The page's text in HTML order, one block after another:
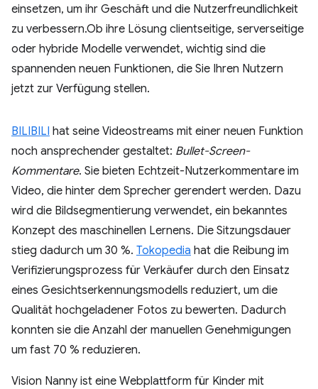
einsetzen, um ihr Geschäft und die Nutzerfreundlichkeit
zu verbessern.Ob ihre Lösung clientseitige, serverseitige
oder hybride Modelle verwendet, wichtig sind die
spannenden neuen Funktionen, die Sie Ihren Nutzern
jetzt zur Verfügung stellen.
BILIBILI hat seine Videostreams mit einer neuen Funktion
noch ansprechender gestaltet: Bullet-Screen-
Kommentare. Sie bieten Echtzeit-Nutzerkommentare im
Video, die hinter dem Sprecher gerendert werden. Dazu
wird die Bildsegmentierung verwendet, ein bekanntes
Konzept des maschinellen Lernens. Die Sitzungsdauer
stieg dadurch um 30 %. Tokopedia hat die Reibung im
Verifizierungsprozess für Verkäufer durch den Einsatz
eines Gesichtserkennungsmodells reduziert, um die
Qualität hochgeladener Fotos zu bewerten. Dadurch
konnten sie die Anzahl der manuellen Genehmigungen
um fast 70 % reduzieren.
Vision Nanny ist eine Webplattform für Kinder mit